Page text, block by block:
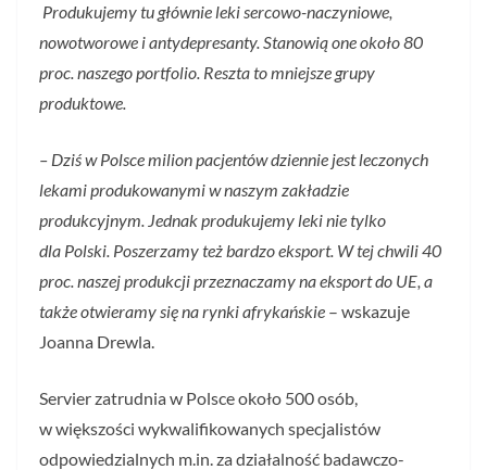
Produkujemy tu głównie leki sercowo-naczyniowe,
nowotworowe i antydepresanty. Stanowią one około 80
proc. naszego portfolio. Reszta to mniejsze grupy
produktowe.
– Dziś w Polsce milion pacjentów dziennie jest leczonych
lekami produkowanymi w naszym zakładzie
produkcyjnym. Jednak produkujemy leki nie tylko
dla Polski. Poszerzamy też bardzo eksport. W tej chwili 40
proc. naszej produkcji przeznaczamy na eksport do UE, a
także otwieramy się na rynki afrykańskie – wskazuje
Joanna Drewla.
Servier zatrudnia w Polsce około 500 osób,
w większości wykwalifikowanych specjalistów
odpowiedzialnych m.in. za działalność badawczo-